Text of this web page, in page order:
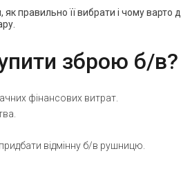
правильно її вибрати і чому
зброю б/в?
фінансових витрат.
відмінну б/в рушницю.